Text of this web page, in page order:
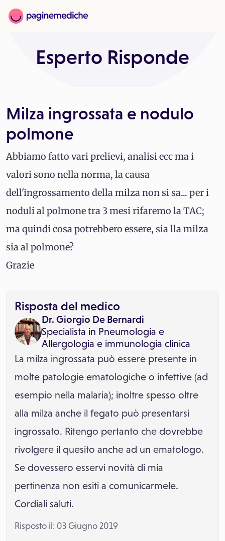
Esperto Risponde
Milza ingrossata e nodulo
polmone
Abbiamo fatto vari prelievi, analisi ecc ma i
valori sono nella norma, la causa
dell'ingrossamento della milza non si sa... per i
noduli al polmone tra 3 mesi rifaremo la TAC;
ma quindi cosa potrebbero essere, sia lla milza
sia al polmone?
Grazie
Risposta del medico
Dr. Giorgio De Bernardi
Specialista in Pneumologia e
Allergologia e immunologia clinica
La milza ingrossata può essere presente in
molte patologie ematologiche o infettive (ad
esempio nella malaria); inoltre spesso oltre
alla milza anche il fegato può presentarsi
ingrossato. Ritengo pertanto che dovrebbe
rivolgere il quesito anche ad un ematologo.
Se dovessero esservi novità di mia
pertinenza non esiti a comunicarmele.
Cordiali saluti.
Risposto il: 03 Giugno 2019